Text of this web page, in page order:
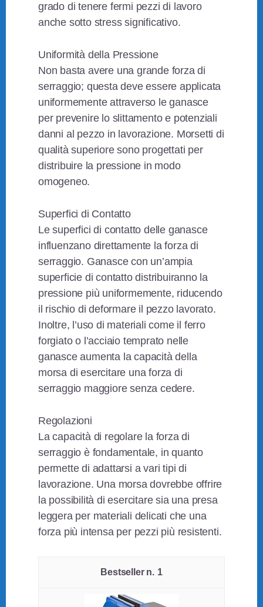
grado di tenere fermi pezzi di lavoro
anche sotto stress significativo.
Uniformità della Pressione
Non basta avere una grande forza di
serraggio; questa deve essere applicata
uniformemente attraverso le ganasce
per prevenire lo slittamento e potenziali
danni al pezzo in lavorazione. Morsetti di
qualità superiore sono progettati per
distribuire la pressione in modo
omogeneo.
Superfici di Contatto
Le superfici di contatto delle ganasce
influenzano direttamente la forza di
serraggio. Ganasce con un’ampia
superficie di contatto distribuiranno la
pressione più uniformemente, riducendo
il rischio di deformare il pezzo lavorato.
Inoltre, l’uso di materiali come il ferro
forgiato o l’acciaio temprato nelle
ganasce aumenta la capacità della
morsa di esercitare una forza di
serraggio maggiore senza cedere.
Regolazioni
La capacità di regolare la forza di
serraggio è fondamentale, in quanto
permette di adattarsi a vari tipi di
lavorazione. Una morsa dovrebbe offrire
la possibilità di esercitare sia una presa
leggera per materiali delicati che una
forza più intensa per pezzi più resistenti.
1